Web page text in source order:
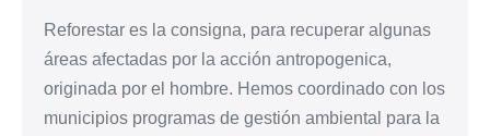
Reforestar es la consigna, para recuperar algunas
áreas afectadas por la acción antropogenica,
originada por el hombre. Hemos coordinado con los
municipios programas de gestión ambiental para la